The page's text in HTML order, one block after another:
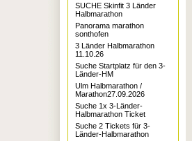
SUCHE Skinfit 3 Länder
Halbmarathon
Panorama marathon
sonthofen
3 Länder Halbmarathon
11.10.26
Suche Startplatz für den 3-
Länder-HM
Ulm Halbmarathon /
Marathon27.09.2026
Suche 1x 3-Länder-
Halbmarathon Ticket
Suche 2 Tickets für 3-
Länder-Halbmarathon